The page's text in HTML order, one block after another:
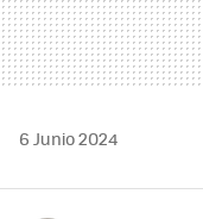
6 Junio 2024